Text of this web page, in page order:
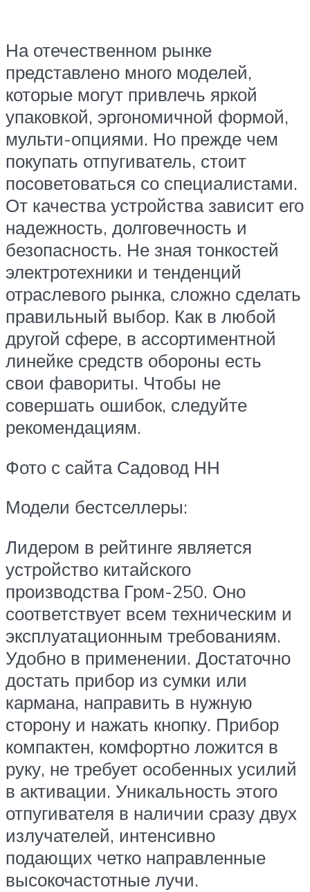
На отечественном рынке
представлено много моделей,
которые могут привлечь яркой
упаковкой, эргономичной формой,
мульти-опциями. Но прежде чем
покупать отпугиватель, стоит
посоветоваться со специалистами.
От качества устройства зависит его
надежность, долговечность и
безопасность. Не зная тонкостей
электротехники и тенденций
отраслевого рынка, сложно сделать
правильный выбор. Как в любой
другой сфере, в ассортиментной
линейке средств обороны есть
свои фавориты. Чтобы не
совершать ошибок, следуйте
рекомендациям.
Фото с сайта Садовод НН
Модели бестселлеры:
Лидером в рейтинге является
устройство китайского
производства Гром-250. Оно
соответствует всем техническим и
эксплуатационным требованиям.
Удобно в применении. Достаточно
достать прибор из сумки или
кармана, направить в нужную
сторону и нажать кнопку. Прибор
компактен, комфортно ложится в
руку, не требует особенных усилий
в активации. Уникальность этого
отпугивателя в наличии сразу двух
излучателей, интенсивно
подающих четко направленные
высокочастотные лучи.